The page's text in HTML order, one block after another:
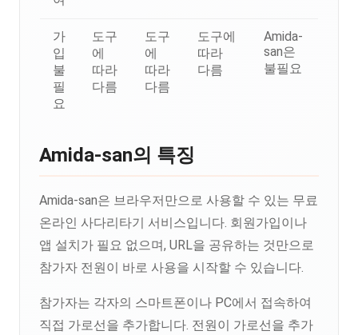
가
입
불
필
요
도구
에
따라
다름
도구
에
따라
다름
도구에
따라
다름
Amida-
san은
불필요
Amida-san의 특징
Amida-san은 브라우저만으로 사용할 수 있는 무료
온라인 사다리타기 서비스입니다. 회원가입이나
앱 설치가 필요 없으며, URL을 공유하는 것만으로
참가자 전원이 바로 사용을 시작할 수 있습니다.
참가자는 각자의 스마트폰이나 PC에서 접속하여
직접 가로선을 추가합니다. 전원이 가로선을 추가